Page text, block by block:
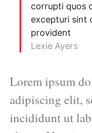
corrupti quos
excepturi sint
provident
Lexie Ayers
Lorem ipsum
adipiscing elit,
incididunt ut